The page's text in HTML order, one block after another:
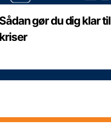
Sådan gør du dig klar til
kriser